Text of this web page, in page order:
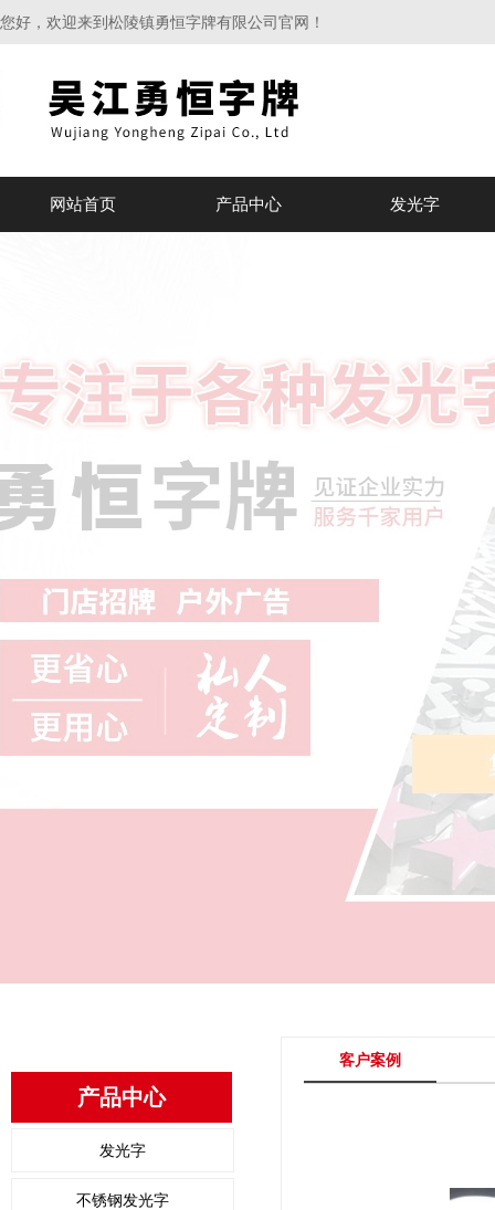
您好，欢迎来到松陵镇勇恒字牌有限公司官网！
网站首页 产品中心 发光字
产品中心
发光字
不锈钢发光字
客户案例